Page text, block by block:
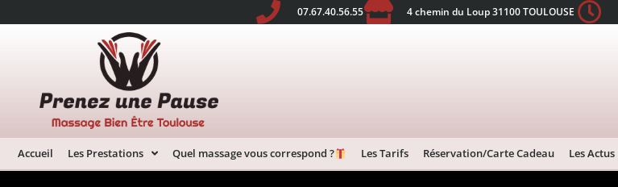
07.67.40.56.55 4 chemin du Loup 31100 TOULOUSE
Accueil Les Prestations Quel massage vous correspond ? Les Tarifs Réservation/Carte Cadeau Les Actus